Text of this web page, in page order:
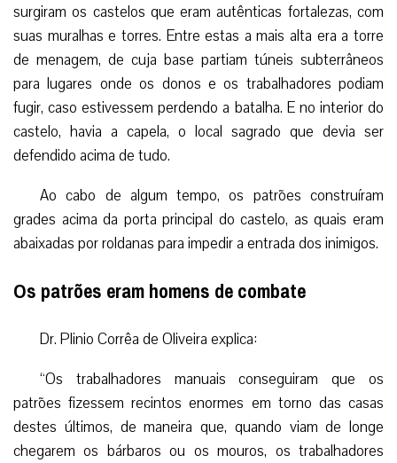
surgiram os castelos que eram autênticas fortalezas, com
suas muralhas e torres. Entre estas a mais alta era a torre
de menagem, de cuja base partiam túneis subterrâneos
para lugares onde os donos e os trabalhadores podiam
fugir, caso estivessem perdendo a batalha. E no interior do
castelo, havia a capela, o local sagrado que devia ser
defendido acima de tudo.
Ao cabo de algum tempo, os patrões construíram
grades acima da porta principal do castelo, as quais eram
abaixadas por roldanas para impedir a entrada dos inimigos.
Os patrões eram homens de combate
Dr. Plinio Corrêa de Oliveira explica:
“Os trabalhadores manuais conseguiram que os
patrões fizessem recintos enormes em torno das casas
destes últimos, de maneira que, quando viam de longe
chegarem os bárbaros ou os mouros, os trabalhadores